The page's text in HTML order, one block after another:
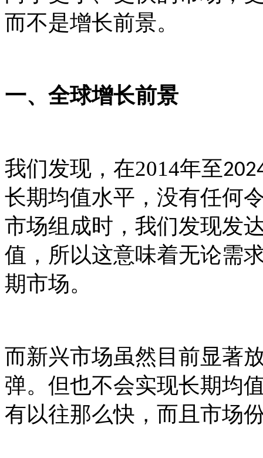
而不是增长前景。
一、全球增长前景
我们发现，在2014年至
长期均值水平，没有任何
市场组成时，我们发现发
值，所以这意味着无论需
期市场。
而新兴市场虽然目前显著
弹。但也不会实现长期均
有以往那么快，而且市场